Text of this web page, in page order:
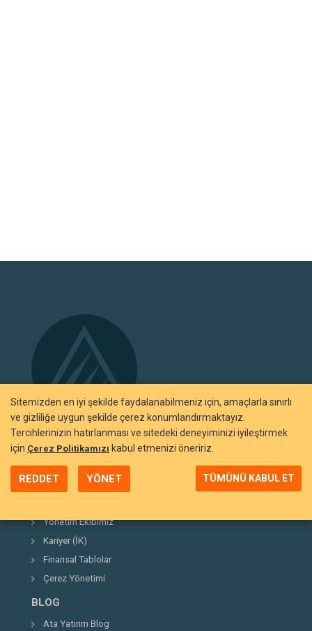
BIZI TANIYIN
Neden Ata Yatırım?
Şirket Hakkında
Yönetim Ekibimiz
Kariyer (İK)
Finansal Tablolar
Çerez Yönetimi
BLOG
Ata Yatırım Blog
Sitemizden en iyi şekilde faydalanabilmeniz için, amaçlarla sınırlı
ve gizliliğe uygun şekilde çerez konumlandırmaktayız.
Tercihlerinizin hatırlanması ve sitedeki deneyiminizi iyileştirmek
için Çerez Politikamızı kabul etmenizi öneririz.
REDDET YÖNET TÜMÜNÜ KABUL ET